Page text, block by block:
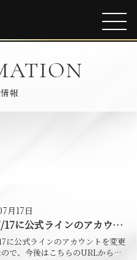
報
月17日
に公式ラインのアカウン
しましたので、今後はこち
からお問い合わせ下さ
に公式ラインのアカウントを変更
ので、今後はこちらのURLからお